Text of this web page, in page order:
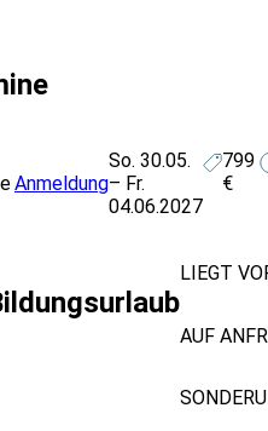
Anmeldung
So. 30.05.
– Fr.
04.06.2027
799
€
LIEGT
AUF